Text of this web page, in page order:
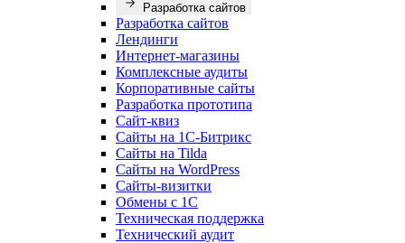
Разработка сайтов
Разработка сайтов
Лендинги
Интернет-магазины
Комплексные аудиты
Корпоративные сайты
Разработка прототипа
Сайт-квиз
Сайты на 1С-Битрикс
Сайты на Tilda
Сайты на WordPress
Сайты-визитки
Обмены с 1С
Техническая поддержка
Технический аудит